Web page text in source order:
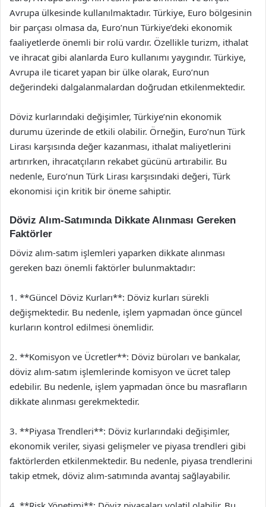
Avrupa ülkesinde kullanılmaktadır. Türkiye, Euro bölgesinin
bir parçası olmasa da, Euro’nun Türkiye’deki ekonomik
faaliyetlerde önemli bir rolü vardır. Özellikle turizm, ithalat
ve ihracat gibi alanlarda Euro kullanımı yaygındır. Türkiye,
Avrupa ile ticaret yapan bir ülke olarak, Euro’nun
değerindeki dalgalanmalardan doğrudan etkilenmektedir.
Döviz kurlarındaki değişimler, Türkiye’nin ekonomik
durumu üzerinde de etkili olabilir. Örneğin, Euro’nun Türk
Lirası karşısında değer kazanması, ithalat maliyetlerini
artırırken, ihracatçıların rekabet gücünü artırabilir. Bu
nedenle, Euro’nun Türk Lirası karşısındaki değeri, Türk
ekonomisi için kritik bir öneme sahiptir.
Döviz Alım-Satımında Dikkate Alınması Gereken
Faktörler
Döviz alım-satım işlemleri yaparken dikkate alınması
gereken bazı önemli faktörler bulunmaktadır:
1. **Güncel Döviz Kurları**: Döviz kurları sürekli
değişmektedir. Bu nedenle, işlem yapmadan önce güncel
kurların kontrol edilmesi önemlidir.
2. **Komisyon ve Ücretler**: Döviz büroları ve bankalar,
döviz alım-satım işlemlerinde komisyon ve ücret talep
edebilir. Bu nedenle, işlem yapmadan önce bu masrafların
dikkate alınması gerekmektedir.
3. **Piyasa Trendleri**: Döviz kurlarındaki değişimler,
ekonomik veriler, siyasi gelişmeler ve piyasa trendleri gibi
faktörlerden etkilenmektedir. Bu nedenle, piyasa trendlerini
takip etmek, döviz alım-satımında avantaj sağlayabilir.